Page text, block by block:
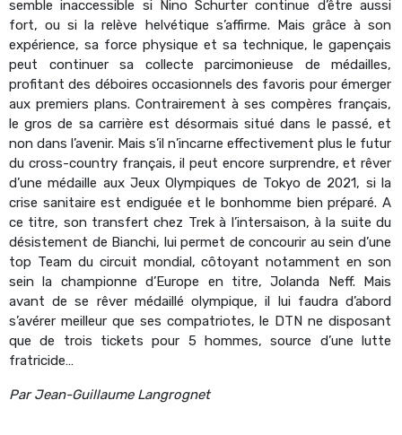
semble inaccessible si Nino Schurter continue d’être aussi
fort, ou si la relève helvétique s’affirme. Mais grâce à son
expérience, sa force physique et sa technique, le gapençais
peut continuer sa collecte parcimonieuse de médailles,
profitant des déboires occasionnels des favoris pour émerger
aux premiers plans. Contrairement à ses compères français,
le gros de sa carrière est désormais situé dans le passé, et
non dans l’avenir. Mais s’il n’incarne effectivement plus le futur
du cross-country français, il peut encore surprendre, et rêver
d’une médaille aux Jeux Olympiques de Tokyo de 2021, si la
crise sanitaire est endiguée et le bonhomme bien préparé. A
ce titre, son transfert chez Trek à l’intersaison, à la suite du
désistement de Bianchi, lui permet de concourir au sein d’une
top Team du circuit mondial, côtoyant notamment en son
sein la championne d’Europe en titre, Jolanda Neff. Mais
avant de se rêver médaillé olympique, il lui faudra d’abord
s’avérer meilleur que ses compatriotes, le DTN ne disposant
que de trois tickets pour 5 hommes, source d’une lutte
fratricide…
Par Jean-Guillaume Langrognet